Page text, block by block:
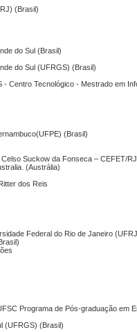
(Brasil)
do Sul (Brasil)
do Sul (UFRGS) (Brasil)
- Centro Tecnológico - Mestrado em
(Brasil)
Suckow da Fonseca – CEFET/
(Austrália)
dos Reis
Federal do Rio de Janeiro
Programa de Pós-graduação em
(UFRGS) (Brasil)